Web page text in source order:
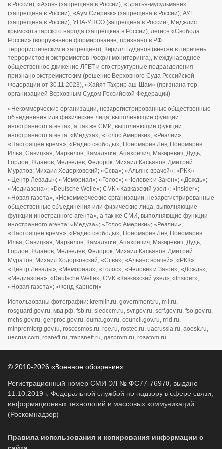
в России), «Азов» (запрещена в России), «Братья-мусульмане»
(запрещена в России), «Аум Синрике» (запрещена в России), АУЕ
(запрещена в России), УНА-УНСО (запрещена в России), Меджлис
крымскотатарского народа (запрещена в России), легион «Свобода
России» (вооруженное формирование, признано в РФ
террористическим и запрещено), Кирилл Буданов (внесён в перечень
террористов и экстремистов Росфинмониторинга), Международное
общественное движение ЛГБТ и его структурные подразделения
признано экстремистским (решение Верховного Суда Российской
Федерации от 30.11.2023), «Хайят Тахрир аш-Шам» (признана тер.
организацией Верховным Судом Российской Федерации)
«Некоммерческие организации, незарегистрированные общественные
объединения или физические лица, выполняющие функции
иностранного агента», а так же СМИ, выполняющие функции
иностранного агента: «Медуза»; «Голос Америки»; «Реалии»;
«Настоящее время»; «Радио свободы»; Пономарев Лев; Пономарев
Илья; Савицкая; Маркелов; Камалягин; Апахончич; Макаревич; Дудь;
Гордон; Жданов; Медведев; Федоров; Михаил Касьянов; Дмитрий
Муратов; Михаил Ходорковский; «Сова»; «Альянс врачей»; «РКК»
«Центр Левады»; «Мемориал»; «Голос»; «Человек и Закон»; «Дождь»;
«Медиазона»; «Deutsche Welle»; СМК «Кавказский узел»; «Insider»;
«Новая газета», «Некоммерческие организации, незарегистрированные
общественные объединения или физические лица, выполняющие
функции иностранного агента», а так же СМИ, выполняющие функции
иностранного агента: «Медуза»; «Голос Америки»; «Реалии»;
«Настоящее время»; «Радио свободы»; Пономарев Лев; Пономарев
Илья; Савицкая; Маркелов; Камалягин; Апахончич; Макаревич; Дудь;
Гордон; Жданов; Медведев; Федоров; Михаил Касьянов; Дмитрий
Муратов; Михаил Ходорковский; «Сова»; «Альянс врачей»; «РКК»
«Центр Левады»; «Мемориал»; «Голос»; «Человек и Закон»; «Дождь»;
«Медиазона»; «Deutsche Welle»; СМК «Кавказский узел»; «Insider»;
«Новая газета»; «Фонд Карнеги»
Использованы фотографии: kremlin.ru, government.ru, mil.ru,
rosguard.gov.ru, мвд.рф, fsb.ru, sledcom.ru, svr.gov.ru, scrf.gov.ru, fso.gov.ru,
mchs.gov.ru, genproc.gov.ru, duma.gov.ru, council.gov.ru, mid.ru,
minpromtorg.gov.ru, roscosmos.ru, roe.ru, rostec.ru, uacrussia.ru, aoosk.ru,
uecrus.com, rosneft.ru, transneft.ru, gazprom.ru, rosatom.ru
© 2010-2026 «Военное обозрение»
Регистрационный номер СМИ ЭЛ № ФС77-76970, выдано
11.10.2019 г. Федеральной службой по надзору в сфере связи,
информационных технологий и массовых коммуникаций
(Роскомнадзор)
Правила использования и копирования информации с